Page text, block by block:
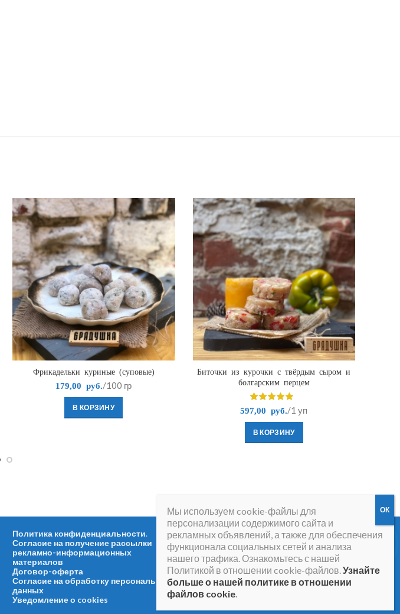
Фрикадельки куриные (суповые)
179,00 руб. /100 гр
В КОРЗИНУ
Биточки из курочки с твёрдым сыром и
болгарским перцем
597,00 руб. /1 уп
В КОРЗИНУ
Политика конфиденциальности.
Согласие на получение рассылки
рекламно-информационных
материалов
Договор-оферта
Согласие на обработку персональных
данных
Уведомление о cookies
Вопросы и ответы.
Мы используем cookie-файлы для
персонализации содержимого сайта и
рекламных объявлений, а также для обеспечения
функционала социальных сетей и анализа
нашего трафика. Ознакомьтесь с нашей
Политикой в отношении cookie-файлов.Узнайте
больше о нашей политике в отношении
файлов cookie.